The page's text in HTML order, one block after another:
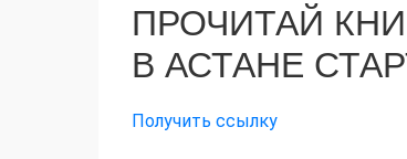
ПРОЧИТАЙ
В АСТАНЕ
Получить ссылку